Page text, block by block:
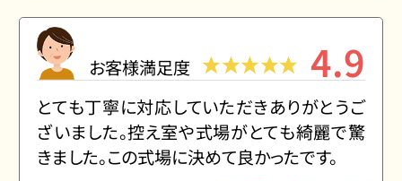
お客様満足度 4.9
とても丁寧に対応していただきありがとうご
ざいました。控え室や式場がとても綺麗で驚
きました。この式場に決めて良かったです。